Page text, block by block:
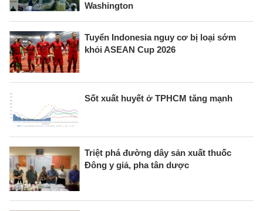
Washington
Tuyển Indonesia nguy cơ bị loại sớm
khỏi ASEAN Cup 2026
Sốt xuất huyết ở TPHCM tăng mạnh
Triệt phá đường dây sản xuất thuốc
Đông y giả, pha tân dược